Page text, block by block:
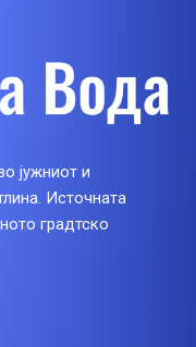
јужниот и
Источната
градтско